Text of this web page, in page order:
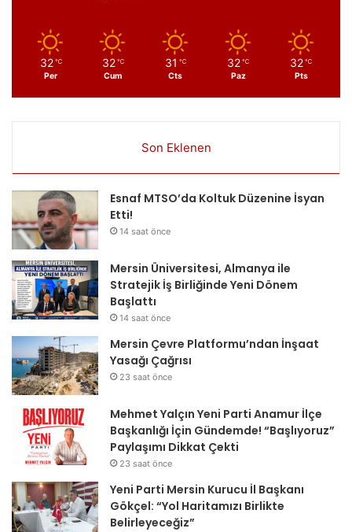
32 ℃
Per
32 ℃
Cum
31 ℃
Cts
32 ℃
Paz
32 ℃
Pts
Son Eklenen
Esnaf MTSO’da Koltuk Düzenine İsyan
Etti!
14 saat önce
Mersin Üniversitesi, Almanya ile
Stratejik İş Birliğinde Yeni Dönem
Başlattı
14 saat önce
Mersin Çevre Platformu’ndan İnşaat
Yasağı Çağrısı
23 saat önce
Mehmet Yalçın Yeni Parti Anamur İlçe
Başkanlığı İçin Gündemde! “Başlıyoruz”
Paylaşımı Dikkat Çekti
23 saat önce
Yeni Parti Mersin Kurucu İl Başkanı
Gökçel: “Yol Haritamızı Birlikte
Belirleyeceğiz”